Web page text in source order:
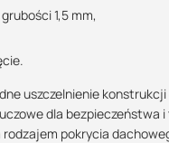
1,5 mm,
uszczelnienie
dla bezpieczeństwa
pokrycia